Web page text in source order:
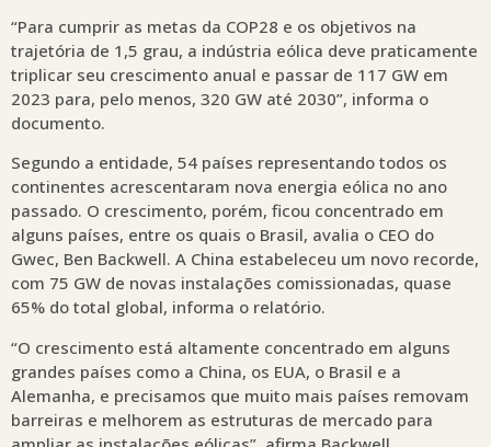
“Para cumprir as metas da COP28 e os objetivos na
trajetória de 1,5 grau, a indústria eólica deve praticamente
triplicar seu crescimento anual e passar de 117 GW em
2023 para, pelo menos, 320 GW até 2030”, informa o
documento.
Segundo a entidade, 54 países representando todos os
continentes acrescentaram nova energia eólica no ano
passado. O crescimento, porém, ficou concentrado em
alguns países, entre os quais o Brasil, avalia o CEO do
Gwec, Ben Backwell. A China estabeleceu um novo recorde,
com 75 GW de novas instalações comissionadas, quase
65% do total global, informa o relatório.
“O crescimento está altamente concentrado em alguns
grandes países como a China, os EUA, o Brasil e a
Alemanha, e precisamos que muito mais países removam
barreiras e melhorem as estruturas de mercado para